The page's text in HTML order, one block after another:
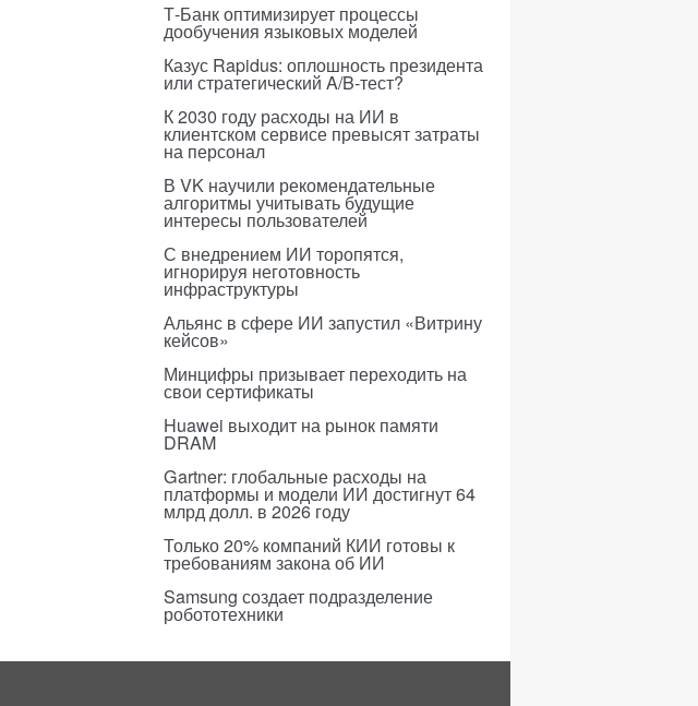
Т-Банк оптимизирует процессы
дообучения языковых моделей
Казус Rapidus: оплошность президента
или стратегический A/B-тест?
К 2030 году расходы на ИИ в
клиентском сервисе превысят затраты
на персонал
В VK научили рекомендательные
алгоритмы учитывать будущие
интересы пользователей
С внедрением ИИ торопятся,
игнорируя неготовность
инфраструктуры
Альянс в сфере ИИ запустил «Витрину
кейсов»
Минцифры призывает переходить на
свои сертификаты
Huawei выходит на рынок памяти
DRAM
Gartner: глобальные расходы на
платформы и модели ИИ достигнут 64
млрд долл. в 2026 году
Только 20% компаний КИИ готовы к
требованиям закона об ИИ
Samsung создает подразделение
робототехники